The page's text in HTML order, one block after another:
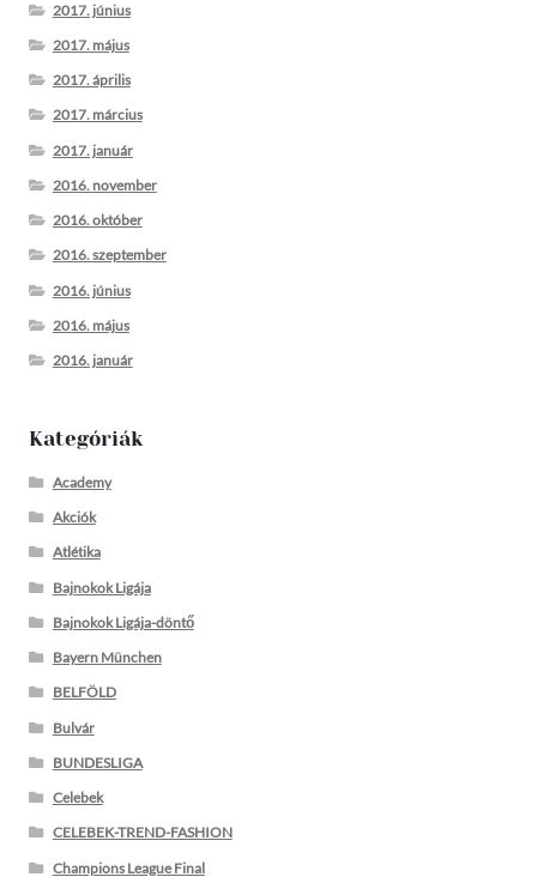
2017. június
2017. május
2017. április
2017. március
2017. január
2016. november
2016. október
2016. szeptember
2016. június
2016. május
2016. január
Kategóriák
Academy
Akciók
Atlétika
Bajnokok Ligája
Bajnokok Ligája-döntő
Bayern München
BELFÖLD
Bulvár
BUNDESLIGA
Celebek
CELEBEK-TREND-FASHION
Champions League Final